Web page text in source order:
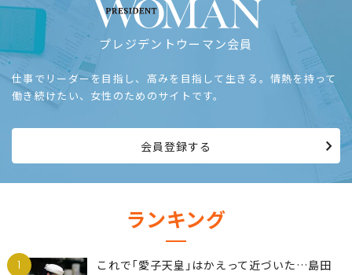
プレジデントウーマン会員
仕事でリーダーを目指し、高みを目指して生きる。情熱を持って
働き続けたい、女性のためのサイトです。
会員登録する
ランキング
1
これで｢愛子天皇｣はかえって近づいた…島田